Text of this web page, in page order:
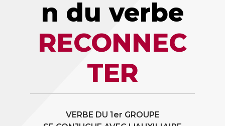
n du verbe
RECONNEC
TER
VERBE DU 1er GROUPE